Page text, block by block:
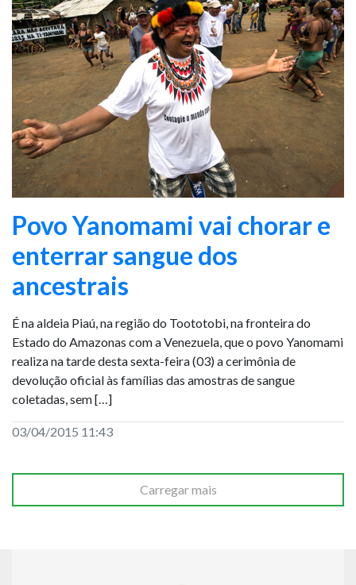
Povo Yanomami vai chorar e
enterrar sangue dos
ancestrais
É na aldeia Piaú, na região do Toototobi, na fronteira do
Estado do Amazonas com a Venezuela, que o povo Yanomami
realiza na tarde desta sexta-feira (03) a cerimônia de
devolução oficial às famílias das amostras de sangue
coletadas, sem […]
03/04/2015 11:43
Carregar mais